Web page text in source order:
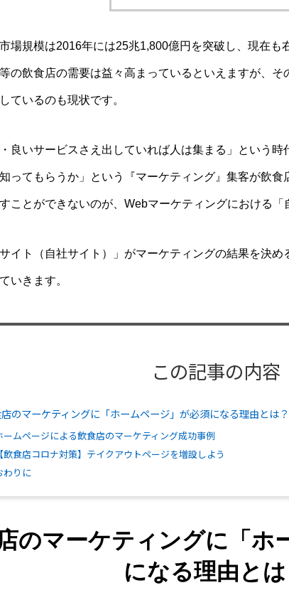
場規模は2016年には25兆1,800億円を突破し、現在も
の飲食店の需要は益々高まっているといえますが、
ているのも現状です。
・良いサービスさえ出していれば人は集まる」という
ってもらうか」という『マーケティング』集客が飲食
ことができないのが、Webマーケティングにおける「
イト（自社サイト）」がマーケティングの結果を決
いきます。
この記事の内容
のマーケティングに「ホームページ」が必須になる理由とは？
ームページによる飲食店のマーケティング成功事例
【飲食店コロナ対策】テイクアウトページを増設しよう
わりに
のマーケティングに「ホ
になる理由とは